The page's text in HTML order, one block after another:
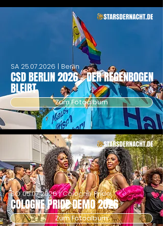
CSD BERLIN 2026 - DER REGENBOGEN
BLEIBT
SA 25.07.2026 | Berlin
Zum Fotoalbum
COLOGNE PRIDE DEMO 2026
SO05.07.2026| Cologne Pride
Zum Fotoalbum